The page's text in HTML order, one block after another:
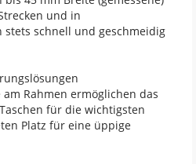
und in
schnell und geschmeidig
Rahmen ermöglichen das
für die wichtigsten
Platz für eine üppige